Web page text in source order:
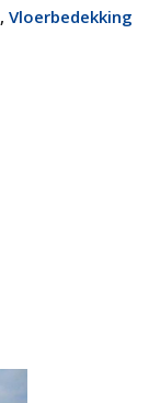
, Vloerbedekking